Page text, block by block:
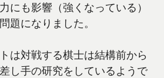
にも影響（強くなっている）
題になりました。
は対戦する棋士は結構前から
し手の研究をしているようで